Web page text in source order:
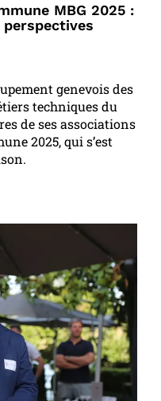
MBG 2025 :
genevois des
techniques du
de ses associations
2025, qui s’est